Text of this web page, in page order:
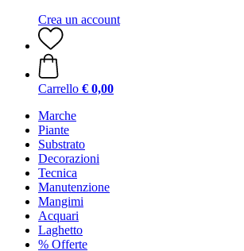
Crea un account
Carrello € 0,00
Marche
Piante
Substrato
Decorazioni
Tecnica
Manutenzione
Mangimi
Acquari
Laghetto
% Offerte